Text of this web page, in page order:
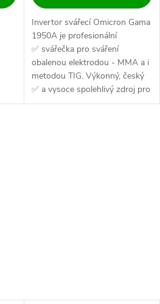
Invertor svářecí Omicron Gama
1950A je profesionální
✅ svářečka pro sváření
obalenou elektrodou - MMA a i
metodou TIG. Výkonný, český
✅ a vysoce spolehlivý zdroj pro
všechny...